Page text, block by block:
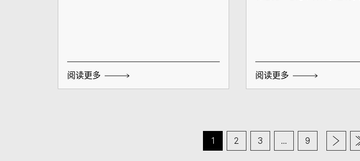
阅读更多 阅读更多
1 2 3 ... 9